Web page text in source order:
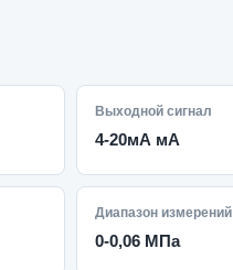
Выходной сигнал
4-20мА мА
Диапазон измерений
0-0,06 МПа